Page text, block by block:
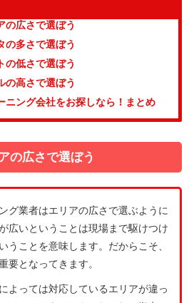
の広さで選ぼう
の多さで選ぼう
の低さで選ぼう
の高さで選ぼう
ニング会社をお探しなら！まとめ
の広さで選ぼう
グ業者はエリアの広さで選ぶように
広いということは現場まで駆けつけ
うことを意味します。だからこそ、
要となってきます。
よっては対応しているエリアが違っ